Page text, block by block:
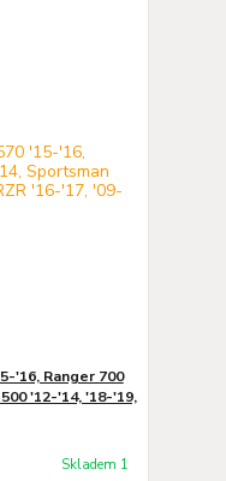
'16, Ranger 700
'12-'14, '18-'19,
Skladem 1